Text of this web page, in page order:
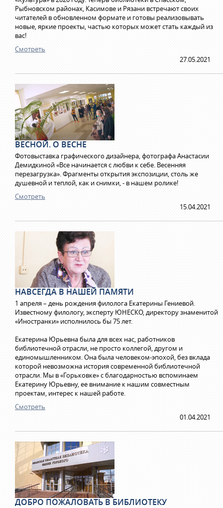
Рыбновском районах, Касимове и Рязани встречают своих
читателей в обновленном формате и готовы реализовывать
новые, яркие проекты, частью которых может стать каждый из
вас!
Смотреть
27.05.2021
ВЕСНОЙ. О ВЕСНЕ
Фотовыставка графического дизайнера, фотографа Анастасии
Демидкиной «Все начинается с любви к себе. Весенняя
перезагрузка». Фрагменты открытия экспозиции, столь же
душевной и теплой, как и снимки, - в нашем ролике!
Смотреть
15.04.2021
НАВСЕГДА В НАШЕЙ ПАМЯТИ
1 апреля – день рождения филолога Екатерины Гениевой.
Известному филологу, эксперту ЮНЕСКО, директору знаменитой
«Иностранки» исполнилось бы 75 лет.
Екатерина Юрьевна была для всех нас, работников
библиотечной отрасли, не просто коллегой, другом и
единомышленником. Она была человеком-эпохой, без вклада
которой невозможна история современной библиотечной
отрасли. Мы в «Горьковке» с благодарностью вспоминаем
Екатерину Юрьевну, ее внимание к нашим совместным
проектам, интерес к нашей работе.
Смотреть
01.04.2021
ДОБРО ПОЖАЛОВАТЬ В БИБЛИОТЕКУ